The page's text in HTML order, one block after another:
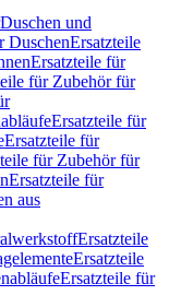
Duschen und
DuschenErsatzteile
Ersatzteile für
für Zubehör für
Ersatzteile für
Ersatzteile für
für Zubehör für
Ersatzteile für
aus
Ersatzteile
Ersatzteile
Ersatzteile für